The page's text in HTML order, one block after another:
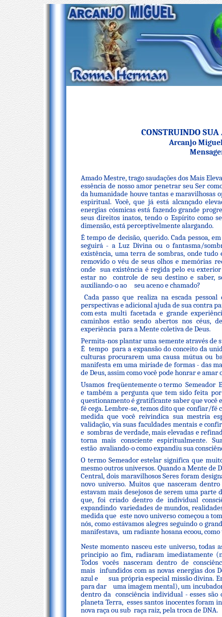
CONSTRUINDO
Arcanjo
Amado Mestre, trago saudações dos Mais
essência de nosso amor penetrar seu Ser
da humanidade houve tantas e maravilhosas
espiritual. Você, que já está alcançado
energias cósmicas está fazendo grande
seus direitos inatos, tendo o Espírito como
dimensão, está perceptivelmente alargando.
É tempo de decisão, querido. Cada pessoa,
seguirá - a Luz Divina ou o fantasma/
existência, uma terra de sombras, onde
removido o véu de seus olhos e memórias
onde sua existência é regida pelo eu
estar no controle de seu destino e saber,
auxiliando-o ao seu aceno e chamado?
Cada passo que realiza na escada
perspectivas e adicional ajuda de sua contra
com esta multi facetada e grande
caminhos estão sendo abertos nos céus,
experiência para a Mente coletiva de Deus.
Permita-nos plantar uma semente através de
É tempo para a expansão do conceito da
culturas procurarem uma causa mútua ou
manifesta em uma miríade de formas - das
de Deus, assim como você pode honrar e amar
Usamos freqüentemente o termo Semeador
e também a pergunta que tem sido feita
questionamento é gratificante saber que você
fé cega. Lembre-se, temos dito que confiar/
medida que você reivindica sua mestria
validação, via suas faculdades mentais e
e sombras de verdade, mais elevadas e
torna mais consciente espiritualmente.
estão avaliando-o como expandiu sua
O termo Semeador estelar significa que
mesmo outros universos. Quando a Mente
Central, dois maravilhosos Seres foram
novo universo. Muitos que nasceram
estavam mais desejosos de serem uma
que, foi criado dentro de individual
expandindo variedades de mundos,
medida que este novo universo começou a
nós, como estávamos alegres seguindo o
manifestava, um radiante hosana ecoou, como
Neste momento nasceu este universo, todas
principio ao fim, radiaram imediatamente
Todos vocês nasceram dentro de
mais infundidos com as novas energias dos
azul e sua própria especial missão divina.
para dar uma imagem mental), um
dentro da consciência individual - esses são
planeta Terra, esses santos inocentes foram
nova raça ou sub raça raiz, pela troca de DNA.